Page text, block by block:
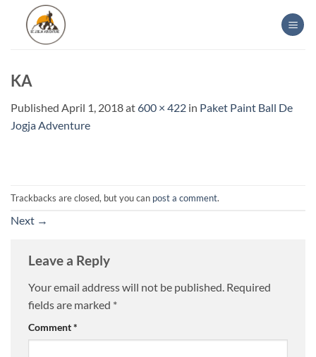
content
KA
Published April 1, 2018at600 × 422 in Paket Paint Ball De
Jogja Adventure
Trackbacks are closed, but you can post a comment.
Next →
Leave a Reply
Your email address will not be published. Required
fields are marked *
Comment*